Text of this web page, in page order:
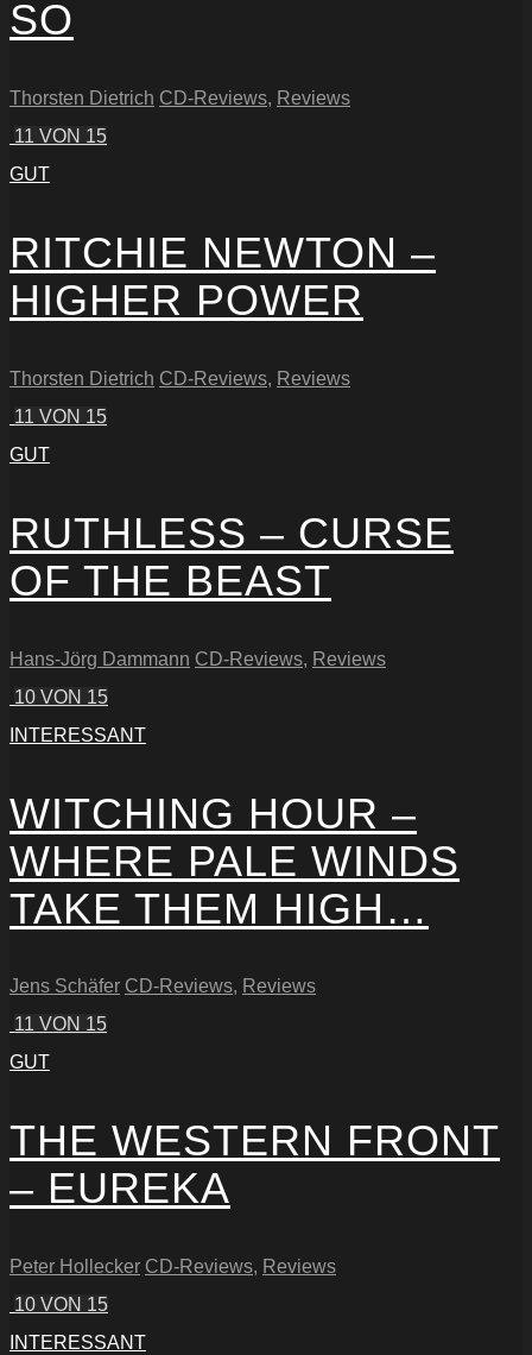
SO
Thorsten Dietrich CD-Reviews, Reviews
11 VON 15
GUT
RITCHIE NEWTON –
HIGHER POWER
Thorsten Dietrich CD-Reviews, Reviews
11 VON 15
GUT
RUTHLESS – CURSE
OF THE BEAST
Hans-Jörg Dammann CD-Reviews, Reviews
10 VON 15
INTERESSANT
WITCHING HOUR –
WHERE PALE WINDS
TAKE THEM HIGH…
Jens Schäfer CD-Reviews, Reviews
11 VON 15
GUT
THE WESTERN FRONT
– EUREKA
Peter Hollecker CD-Reviews, Reviews
10 VON 15
INTERESSANT